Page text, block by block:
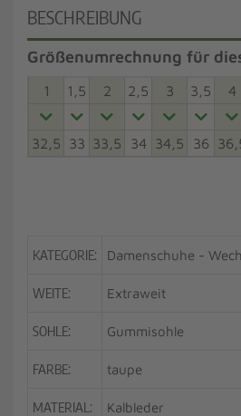
BESCHREIBUNG
Größenumrechnung für
1 1,5 2 2,5 3 3,5 4
32,5 33 33,5 34 34,5 36
KATEGORIE: Damenschuhe -
WEITE: Extraweit
SOHLE: Gummisohle
FARBE: taupe
MATERIAL: Kalbleder